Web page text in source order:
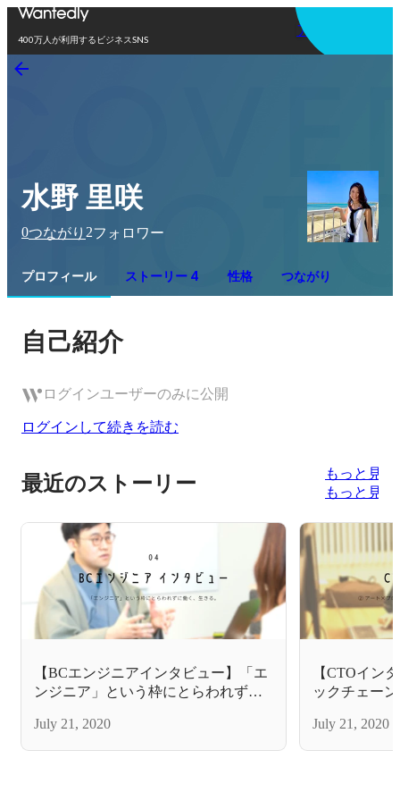
400万人が利用するビジネスSNS
アプリを使う
水野 里咲
0つながり 2フォロワー
プロフィール ストーリー 4 性格 つながり
自己紹介
ログインユーザーのみに公開
ログインして続きを読む
最近のストーリー
もっと見る
もっと見る
【BCエンジニアインタビュー】「エ
ンジニア」という枠にとらわれずに
July 21, 2020
【CTOイン
ックチェー
July 21, 2020